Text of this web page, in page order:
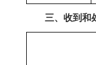
三、收到和